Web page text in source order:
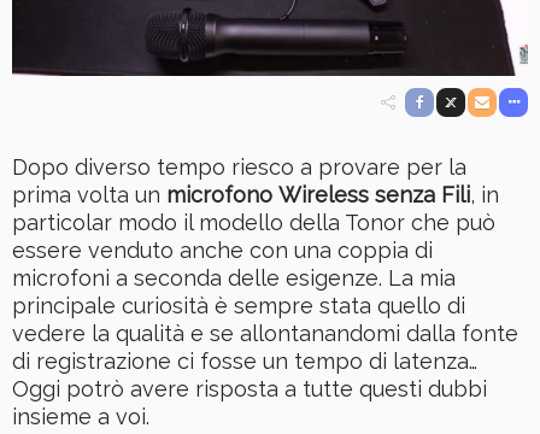
Dopo diverso tempo riesco a provare per la
prima volta un microfono Wireless senza Fili, in
particolar modo il modello della Tonor che può
essere venduto anche con una coppia di
microfoni a seconda delle esigenze. La mia
principale curiosità è sempre stata quello di
vedere la qualità e se allontanandomi dalla fonte
di registrazione ci fosse un tempo di latenza…
Oggi potrò avere risposta a tutte questi dubbi
insieme a voi.